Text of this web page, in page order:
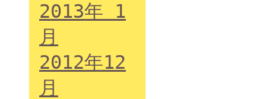
2013年 1
月
2012年12
月